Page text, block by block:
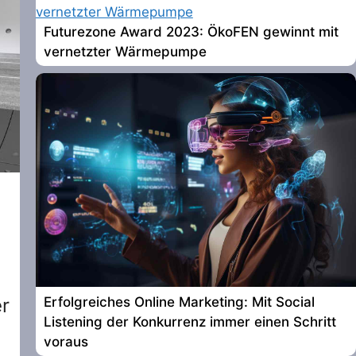
Futurezone Award 2023: ÖkoFEN gewinnt mit
vernetzter Wärmepumpe
Erfolgreiches Online Marketing: Mit Social
Listening der Konkurrenz immer einen Schritt
voraus